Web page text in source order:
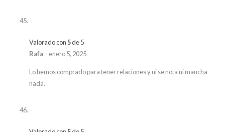
Valorado con5de 5
Rafa– enero 5, 2025
Lo hemos comprado para tener relaciones y ni se nota ni mancha
nada.